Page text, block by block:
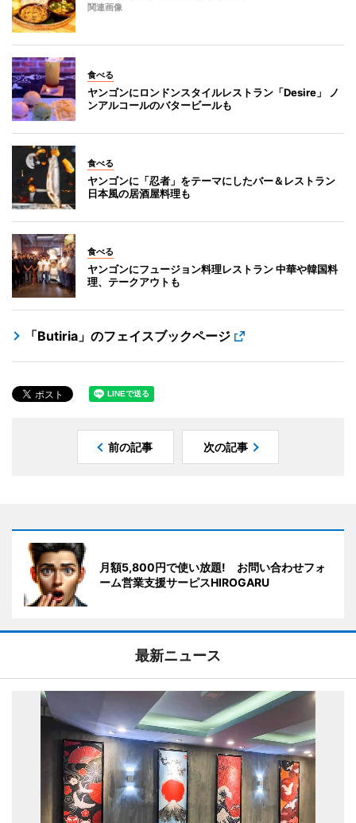
関連画像
食べる
ヤンゴンにロンドンスタイルレストラン「Desire」 ノ
ンアルコールのバタービールも
食べる
ヤンゴンに「忍者」をテーマにしたバー＆レストラン
日本風の居酒屋料理も
食べる
ヤンゴンにフュージョン料理レストラン 中華や韓国料
理、テークアウトも
「Butiria」のフェイスブックページ
前の記事 次の記事
月額5,800円で使い放題! お問い合わせフォ
ーム営業支援サーピスHIROGARU
最新ニュース